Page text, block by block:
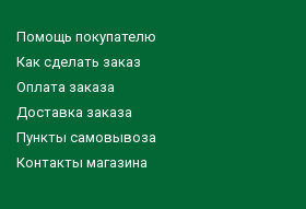
Помощь покупателю
Как сделать заказ
Оплата заказа
Доставка заказа
Пункты самовывоза
Контакты магазина